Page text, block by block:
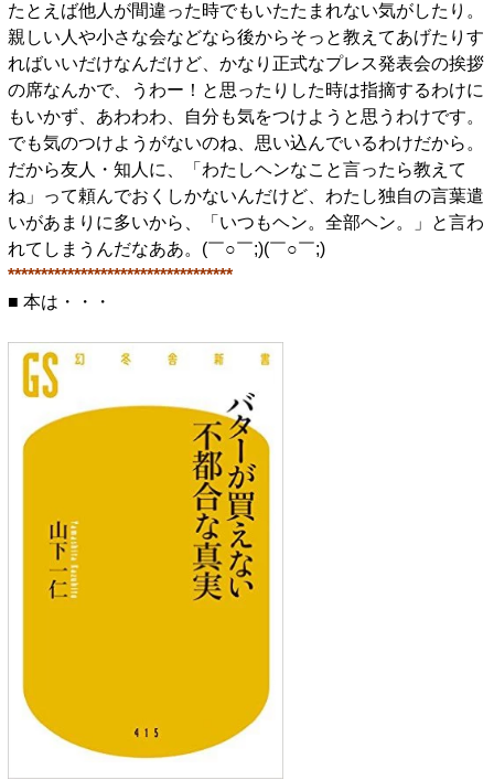
たとえば他人が間違った時でもいたたまれない気がしたり。
親しい人や小さな会などなら後からそっと教えてあげたりす
ればいいだけなんだけど、かなり正式なプレス発表会の挨拶
の席なんかで、うわー！と思ったりした時は指摘するわけに
もいかず、あわわわ、自分も気をつけようと思うわけです。
でも気のつけようがないのね、思い込んでいるわけだから。
だから友人・知人に、「わたしヘンなこと言ったら教えて
ね」って頼んでおくしかないんだけど、わたし独自の言葉遣
いがあまりに多いから、「いつもヘン。全部ヘン。」と言わ
れてしまうんだなああ。(￣○￣;)(￣○￣;)
**********************************
■ 本は・・・